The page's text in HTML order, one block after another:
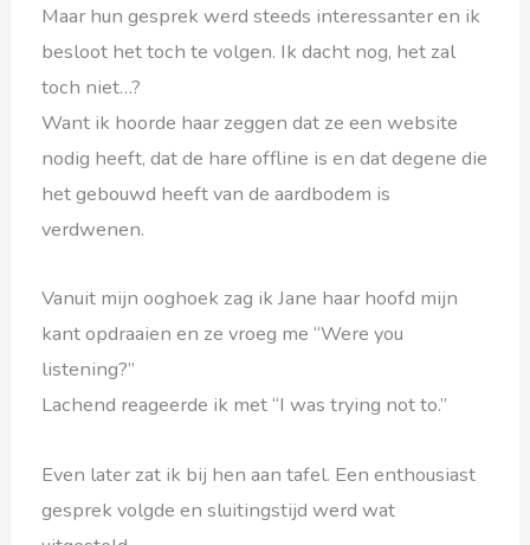
Maar hun gesprek werd steeds interessanter en ik
besloot het toch te volgen. Ik dacht nog, het zal
toch niet…?
Want ik hoorde haar zeggen dat ze een website
nodig heeft, dat de hare offline is en dat degene die
het gebouwd heeft van de aardbodem is
verdwenen.
Vanuit mijn ooghoek zag ik Jane haar hoofd mijn
kant opdraaien en ze vroeg me “Were you
listening?”
Lachend reageerde ik met “I was trying not to.”
Even later zat ik bij hen aan tafel. Een enthousiast
gesprek volgde en sluitingstijd werd wat